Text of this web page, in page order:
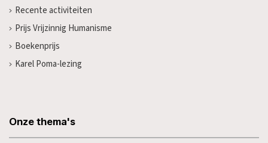
Recente activiteiten
Prijs Vrijzinnig Humanisme
Boekenprijs
Karel Poma-lezing
Onze thema's